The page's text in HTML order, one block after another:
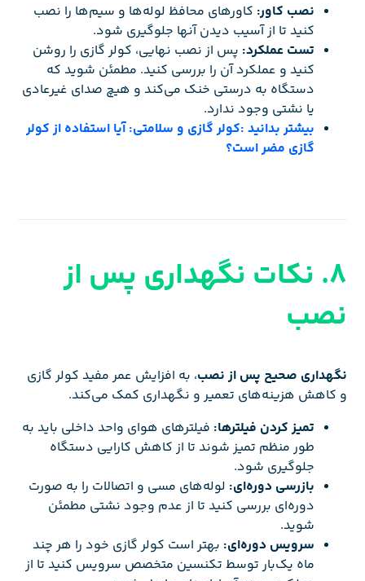
نصب کاور: کاورهای محافظ لوله‌ها و سیم‌ها را نصب
کنید تا از آسیب دیدن آنها جلوگیری شود.
تست عملکرد: پس از نصب نهایی، کولر گازی را روشن
کنید و عملکرد آن را بررسی کنید. مطمئن شوید که
دستگاه به درستی خنک می‌کند و هیچ صدای غیرعادی
یا نشتی وجود ندارد.
بیشتر بدانید :کولر گازی و سلامتی: آیا استفاده از کولر
گازی مضر است؟
8. نکات نگهداری پس از
نصب
نگهداری صحیح پس از نصب، به افزایش عمر مفید کولر گازی
و کاهش هزینه‌های تعمیر و نگهداری کمک می‌کند.
تمیز کردن فیلترها: فیلترهای هوای واحد داخلی باید به
طور منظم تمیز شوند تا از کاهش کارایی دستگاه
جلوگیری شود.
بازرسی دوره‌ای: لوله‌های مسی و اتصالات را به صورت
دوره‌ای بررسی کنید تا از عدم وجود نشتی مطمئن
شوید.
سرویس دوره‌ای: بهتر است کولر گازی خود را هر چند
ماه یک‌بار توسط تکنسین متخصص سرویس کنید تا از